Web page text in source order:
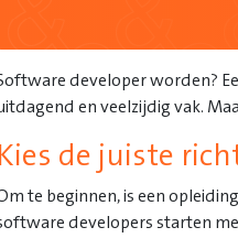
developer worden?
en veelzijdig vak.
Kies de juiste
te beginnen, is een
developers starten